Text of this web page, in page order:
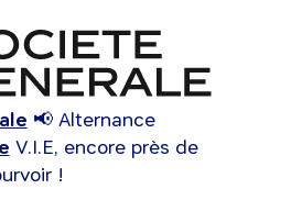
📢 Alternance
V.I.E, encore près de
!